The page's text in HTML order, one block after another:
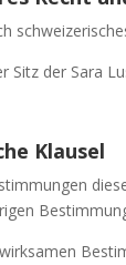
Sitz der Sara
Klausel